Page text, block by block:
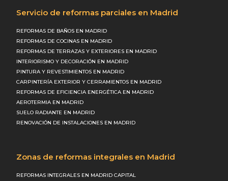
Servicio de reformas parciales en Madrid
REFORMAS DE BAÑOS EN MADRID
REFORMAS DE COCINAS EN MADRID
REFORMAS DE TERRAZAS Y EXTERIORES EN MADRID
INTERIORISMO Y DECORACIÓN EN MADRID
PINTURA Y REVESTIMIENTOS EN MADRID
CARPINTERÍA EXTERIOR Y CERRAMIENTOS EN MADRID
REFORMAS DE EFICIENCIA ENERGÉTICA EN MADRID
AEROTERMIA EN MADRID
SUELO RADIANTE EN MADRID
RENOVACIÓN DE INSTALACIONES EN MADRID
Zonas de reformas integrales en Madrid
REFORMAS INTEGRALES EN MADRID CAPITAL